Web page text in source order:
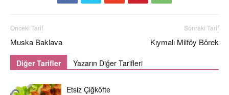
Önceki Tarif
Muska Baklava
Sonraki Tarif
Kıymalı Milföy Börek
Diğer Tarifler Yazarın Diğer Tarifleri
Etsiz Çiğköfte